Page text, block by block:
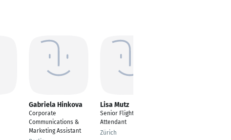
Gabriela Hinkova
Corporate
Communications &
Marketing Assistant
Lisa Mutz
Senior Flight
Attendant
Zürich